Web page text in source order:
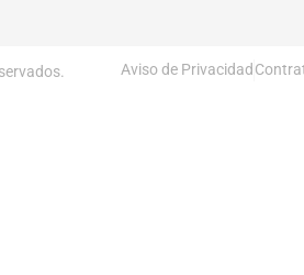
Aviso de Privacidad